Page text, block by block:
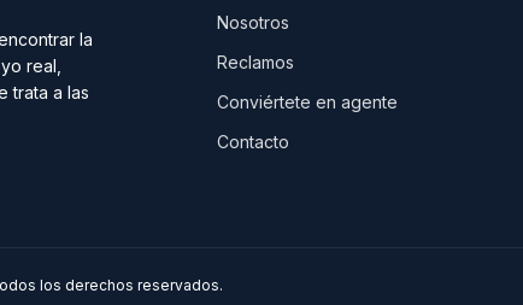
la
real,
trata a las
Nosotros
Reclamos
Conviértete en agente
Contacto
los derechos reservados.